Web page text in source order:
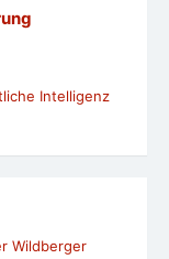
Intelligenz
Wildberger